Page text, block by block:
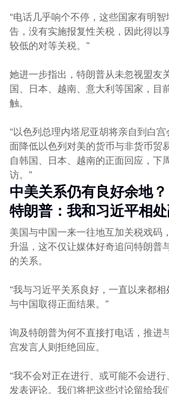
“电话几乎响个不停，这些国家有明
告，没有实施报复性关税，因此得以
较低的对等关税。”
她进一步指出，特朗普从未忽视盟友
国、日本、越南、意大利等国家，目
触。
“以色列总理内塔尼亚胡将亲自到白
面降低以色列对美的货币与非货币贸
自韩国、日本、越南的正面回应，下
访。”
中美关系仍有良好余地？
特朗普：我和习近平相
美国与中国一来一往地互加关税戏码
升温，这不仅让媒体好奇追问特朗普
的关系。
“我与习近平关系良好，一直以来都
与中国取得正面结果。”
询及特朗普为何不直接打电话，推进
宫发言人则拒绝回应。
“我不会对正在进行、或可能不会进
发表评论。我们将把这些讨论留给我